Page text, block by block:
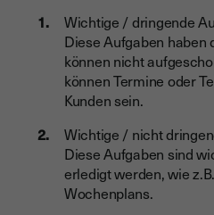
Wichtige / dringende
Diese Aufgaben haben
können nicht
können Termine oder
Kunden sein.
Wichtige / nicht
Diese Aufgaben sind
erledigt werden, wie
Wochenplans.